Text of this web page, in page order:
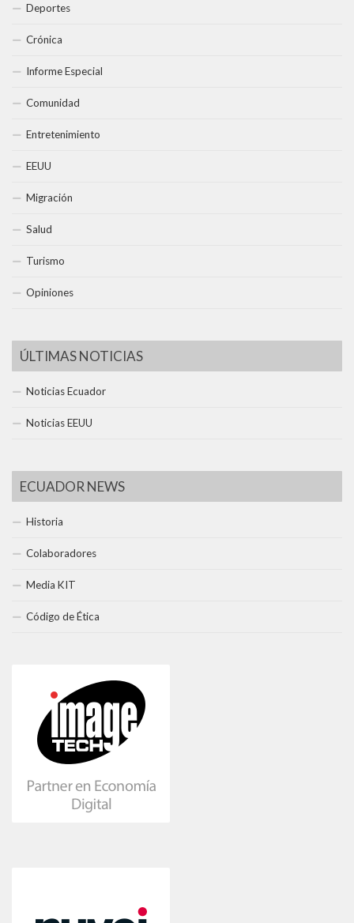
Deportes
Crónica
Informe Especial
Comunidad
Entretenimiento
EEUU
Migración
Salud
Turismo
Opiniones
ÚLTIMAS NOTICIAS
Noticias Ecuador
Noticias EEUU
ECUADOR NEWS
Historia
Colaboradores
Media KIT
Código de Ética